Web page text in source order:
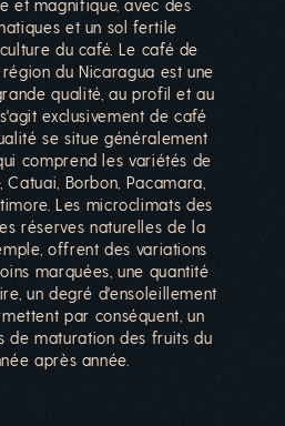
et magnifique, avec des
et un sol fertile
du café. Le café de
du Nicaragua est une
qualité, au profil et au
exclusivement de café
se situe généralement
comprend les variétés de
Borbon, Pacamara,
Les microclimats des
réserves naturelles de la
offrent des variations
marquées, une quantité
un degré d'ensoleillement
par conséquent, un
de maturation des fruits du
après année.